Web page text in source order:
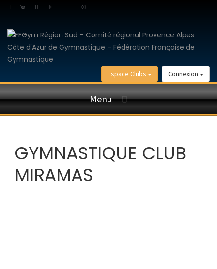
Connexion
Espace Clubs
Menu
GYMNASTIQUE CLUB
MIRAMAS